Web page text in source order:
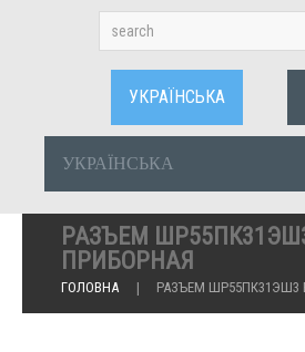
УКРАЇНСЬКА
УКРАЇНСЬКА
РАЗЪЕМ
ПРИБОРНАЯ
ГОЛОВНА РАЗЪЕМ ШР55ПК31ЭШ3